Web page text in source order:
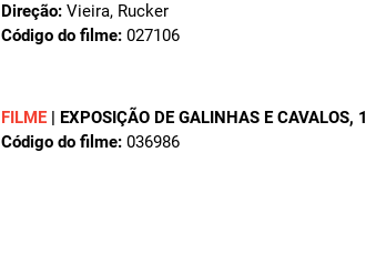
Direção: Vieira, Rucker
Código do filme: 027106
FILME | EXPOSIÇÃO DE GALINHAS E CAVALOS,
Código do filme: 036986